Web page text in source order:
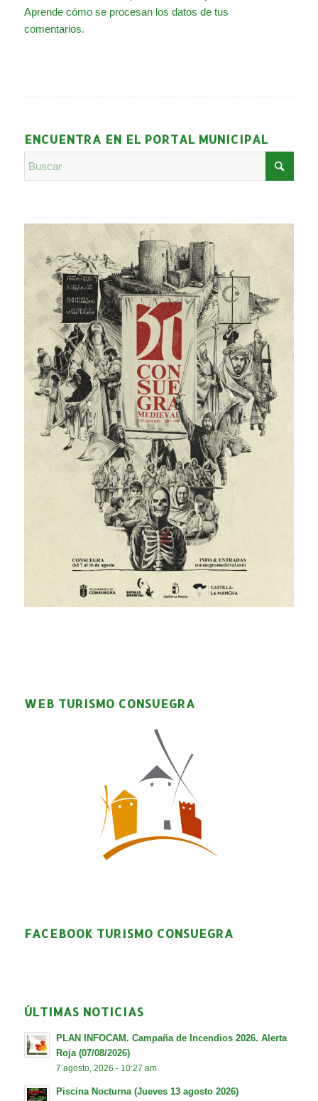
Aprende cómo se procesan los datos de tus
comentarios.
ENCUENTRA EN EL PORTAL MUNICIPAL
WEB TURISMO CONSUEGRA
FACEBOOK TURISMO CONSUEGRA
ÚLTIMAS NOTICIAS
PLAN INFOCAM. Campaña de Incendios 2026. Alerta
Roja (07/08/2026)
7 agosto, 2026 - 10:27 am
Piscina Nocturna (Jueves 13 agosto 2026)